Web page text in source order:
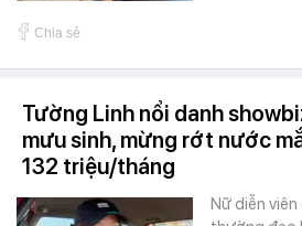
Chia sẻ
Tường Linh nổi danh
mưu sinh, mừng rớt nước
132 triệu/tháng
Nữ diễn